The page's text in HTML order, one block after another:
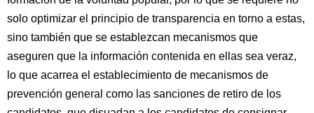
solo optimizar el principio de transparencia en torno a estas,
sino también que se establezcan mecanismos que
aseguren que la información contenida en ellas sea veraz,
lo que acarrea el establecimiento de mecanismos de
prevención general como las sanciones de retiro de los